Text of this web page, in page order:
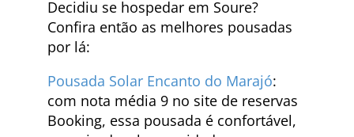
Decidiu se hospedar em Soure?
Confira então as melhores pousadas
por lá:
Pousada Solar Encanto do Marajó:
com nota média 9 no site de reservas
Booking, essa pousada é confortável,